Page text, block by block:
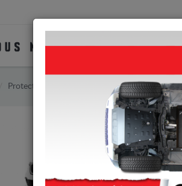
Protection Sous Moteur Skoda Kamiq